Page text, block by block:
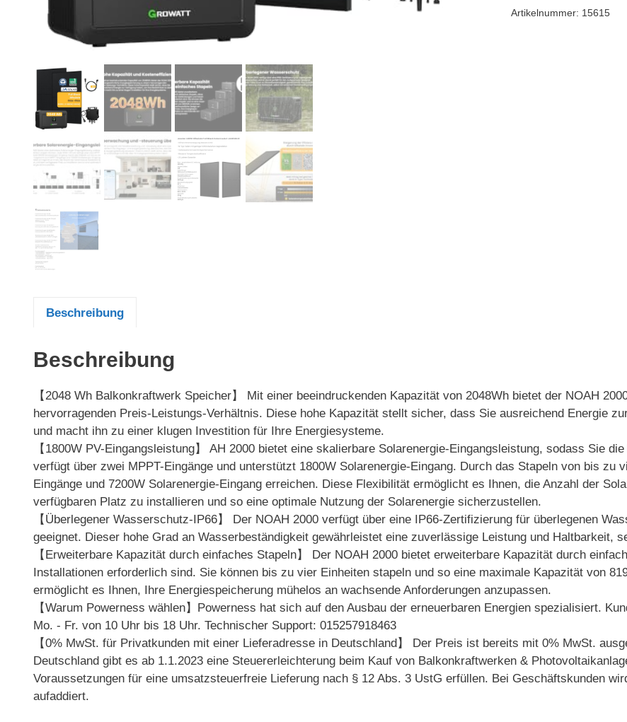
Artikelnummer: 15615
Beschreibung
Beschreibung
【2048 Wh Balkonkraftwerk Speicher】 Mit einer beeindruckenden Kapazität von 2048Wh bietet der NOAH
hervorragenden Preis-Leistungs-Verhältnis. Diese hohe Kapazität stellt sicher, dass Sie ausreichend Energie
und macht ihn zu einer klugen Investition für Ihre Energiesysteme.
【1800W PV-Eingangsleistung】 AH 2000 bietet eine skalierbare Solarenergie-Eingangsleistung, sodass Sie
verfügt über zwei MPPT-Eingänge und unterstützt 1800W Solarenergie-Eingang. Durch das Stapeln von bis zu
Eingänge und 7200W Solarenergie-Eingang erreichen. Diese Flexibilität ermöglicht es Ihnen, die Anzahl der
verfügbaren Platz zu installieren und so eine optimale Nutzung der Solarenergie sicherzustellen.
【Überlegener Wasserschutz-IP66】 Der NOAH 2000 verfügt über eine IP66-Zertifizierung für überlegenen
geeignet. Dieser hohe Grad an Wasserbeständigkeit gewährleistet eine zuverlässige Leistung und Haltbarkeit,
【Erweiterbare Kapazität durch einfaches Stapeln】 Der NOAH 2000 bietet erweiterbare Kapazität durch
Installationen erforderlich sind. Sie können bis zu vier Einheiten stapeln und so eine maximale Kapazität von
ermöglicht es Ihnen, Ihre Energiespeicherung mühelos an wachsende Anforderungen anzupassen.
【Warum Powerness wählen】Powerness hat sich auf den Ausbau der erneuerbaren Energien spezialisiert.
Mo. - Fr. von 10 Uhr bis 18 Uhr. Technischer Support: 015257918463
【0% MwSt. für Privatkunden mit einer Lieferadresse in Deutschland】 Der Preis ist bereits mit 0% MwSt.
Deutschland gibt es ab 1.1.2023 eine Steuererleichterung beim Kauf von Balkonkraftwerken &
Voraussetzungen für eine umsatzsteuerfreie Lieferung nach § 12 Abs. 3 UstG erfüllen. Bei Geschäftskunden
aufaddiert.